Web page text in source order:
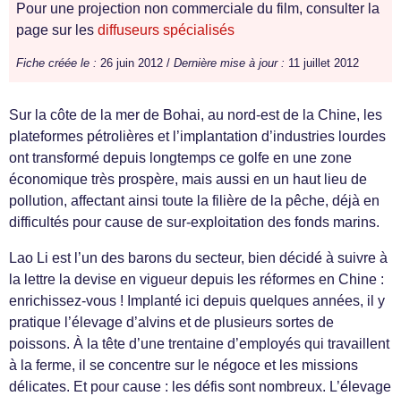
Pour une projection non commerciale du film, consulter la
page sur les diffuseurs spécialisés
Fiche créée le : 26 juin 2012 / Dernière mise à jour : 11 juillet 2012
Sur la côte de la mer de Bohai, au nord-est de la Chine, les
plateformes pétrolières et l’implantation d’industries lourdes
ont transformé depuis longtemps ce golfe en une zone
économique très prospère, mais aussi en un haut lieu de
pollution, affectant ainsi toute la filière de la pêche, déjà en
difficultés pour cause de sur-exploitation des fonds marins.
Lao Li est l’un des barons du secteur, bien décidé à suivre à
la lettre la devise en vigueur depuis les réformes en Chine :
enrichissez-vous ! Implanté ici depuis quelques années, il y
pratique l’élevage d’alvins et de plusieurs sortes de
poissons. À la tête d’une trentaine d’employés qui travaillent
à la ferme, il se concentre sur le négoce et les missions
délicates. Et pour cause : les défis sont nombreux. L’élevage